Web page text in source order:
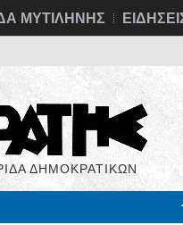
ΜΥΤΙΛΗΝΗΣ
ΔΗΜΟΚΡΑΤΙΚΩΝ